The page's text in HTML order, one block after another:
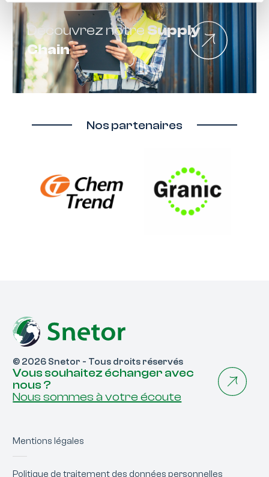
Découvrez notreSupply
Chain
Nos partenaires
© 2026 Snetor - Tous droits réservés
Vous souhaitez échanger avec
nous ?
Nous sommes à votre écoute
Mentions légales
Politique de traitement des données personnelles